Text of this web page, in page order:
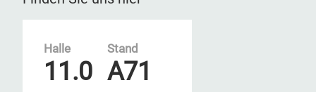
Halle
11.0
Stand
A71